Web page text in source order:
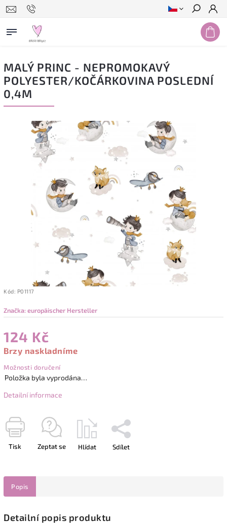
Hledat
MALÝ PRINC - NEPROMOKAVÝ
POLYESTER/KOČÁRKOVINA POSLEDNÍ
0,4M
Kód: P01117
Značka:europäischer Hersteller
124 Kč
Brzy naskladníme
Možnosti doručení
Položka byla vyprodána…
Detailní informace
Tisk Zeptat se Hlídat Sdílet
Popis
Detailní popis produktu